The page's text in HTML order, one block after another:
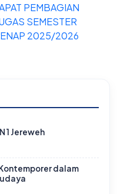
PEMBAGIAN
SEMESTER
2025/2026
1 Jereweh
dalam